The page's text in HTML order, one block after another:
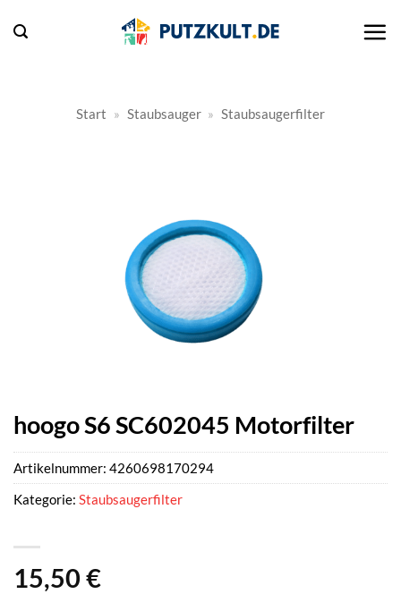
Inhalt
Start » Staubsauger » Staubsaugerfilter
hoogo S6 SC602045 Motorfilter
15,50 €
Artikelnummer: 4260698170294
Kategorie: Staubsaugerfilter